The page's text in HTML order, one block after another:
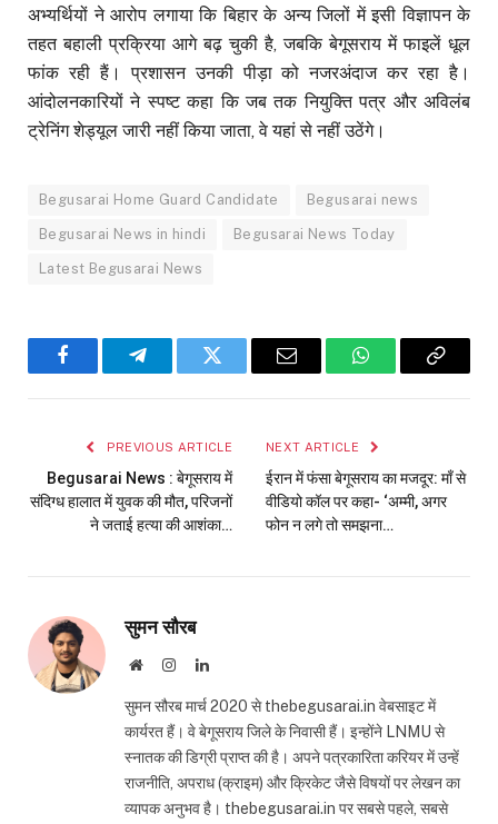
अभ्यर्थियों ने आरोप लगाया कि बिहार के अन्य जिलों में इसी विज्ञापन के
तहत बहाली प्रक्रिया आगे बढ़ चुकी है, जबकि बेगूसराय में फाइलें धूल
फांक रही हैं। प्रशासन उनकी पीड़ा को नजरअंदाज कर रहा है।
आंदोलनकारियों ने स्पष्ट कहा कि जब तक नियुक्ति पत्र और अविलंब
ट्रेनिंग शेड्यूल जारी नहीं किया जाता, वे यहां से नहीं उठेंगे।
Begusarai Home Guard Candidate Begusarai news
Begusarai News in hindi Begusarai News Today
Latest Begusarai News
FacebookTelegramTwitter Email WhatsAppCopy
PREVIOUS ARTICLE
Begusarai News : बेगूसराय में
संदिग्ध हालात में युवक की मौत, परिजनों
ने जताई हत्या की आशंका…
NEXT ARTICLE
ईरान में फंसा बेगूसराय का मजदूर: माँ से
वीडियो कॉल पर कहा- ‘अम्मी, अगर
फोन न लगे तो समझना…
सुमन सौरब
WebsiteInstagramLinkedIn
सुमन सौरब मार्च 2020 से thebegusarai.in वेबसाइट में
कार्यरत हैं। वे बेगूसराय जिले के निवासी हैं। इन्होंने LNMU से
स्नातक की डिग्री प्राप्त की है। अपने पत्रकारिता करियर में उन्हें
राजनीति, अपराध (क्राइम) और क्रिकेट जैसे विषयों पर लेखन का
व्यापक अनुभव है। thebegusarai.in पर सबसे पहले, सबसे